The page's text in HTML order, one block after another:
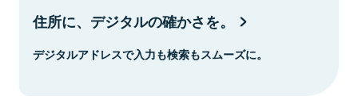
住所に、デジタルの確かさを。
デジタルアドレスで入力も検索もスムーズに。